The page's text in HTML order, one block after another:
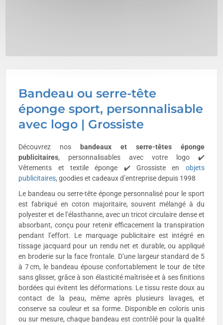
Bandeau ou serre-tête
éponge sport, personnalisable
avec logo | Grossiste
Découvrez nos
bandeaux et serre-têtes éponge
publicitaires, personnalisables avec votre logo ✔️
Vêtements et textile éponge ✔️ Grossiste en objets
publicitaires, goodies et cadeaux d’entreprise depuis 1998
Le bandeau ou serre-tête éponge personnalisé pour le sport
est fabriqué en coton majoritaire, souvent mélangé à du
polyester et de l’élasthanne, avec un tricot circulaire dense et
absorbant, conçu pour retenir efficacement la transpiration
pendant l’effort. Le marquage publicitaire est intégré en
tissage jacquard pour un rendu net et durable, ou appliqué
en broderie sur la face frontale. D’une largeur standard de 5
à 7 cm, le bandeau épouse confortablement le tour de tête
sans glisser, grâce à son élasticité maîtrisée et à ses finitions
bordées qui évitent les déformations. Le tissu reste doux au
contact de la peau, même après plusieurs lavages, et
conserve sa couleur et sa forme. Disponible en coloris unis
ou sur mesure, chaque bandeau est contrôlé pour la qualité